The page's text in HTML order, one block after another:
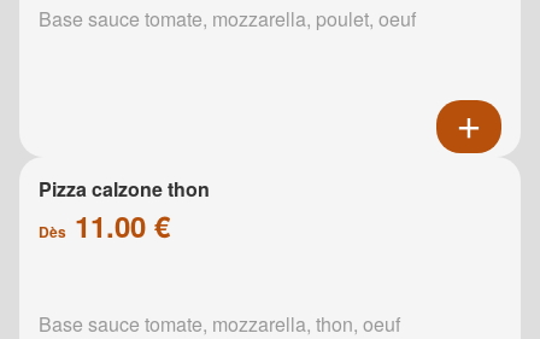
Base sauce tomate, mozzarella, poulet, oeuf
Pizza calzone thon
Dès 11.00 €
Base sauce tomate, mozzarella, thon, oeuf